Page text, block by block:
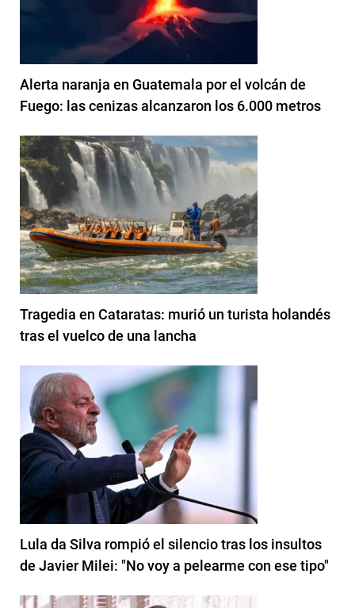
Alerta naranja en Guatemala por el volcán de
Fuego: las cenizas alcanzaron los 6.000 metros
Tragedia en Cataratas: murió un turista holandés
tras el vuelco de una lancha
Lula da Silva rompió el silencio tras los insultos
de Javier Milei: "No voy a pelearme con ese tipo"